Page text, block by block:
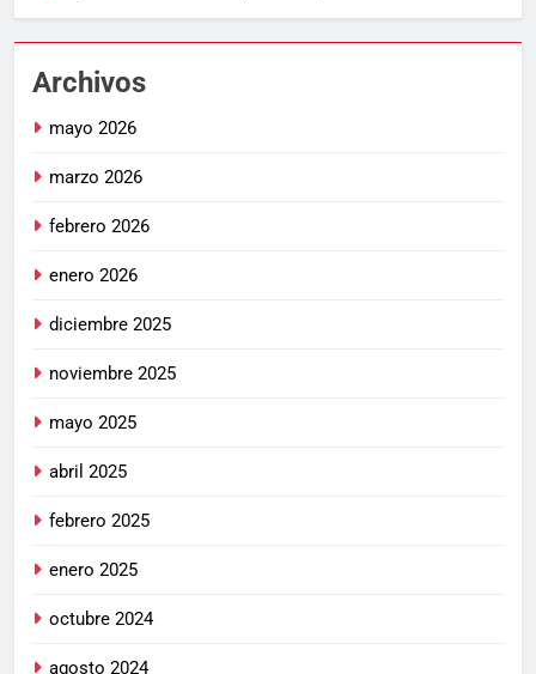
Archivos
mayo 2026
marzo 2026
febrero 2026
enero 2026
diciembre 2025
noviembre 2025
mayo 2025
abril 2025
febrero 2025
enero 2025
octubre 2024
agosto 2024